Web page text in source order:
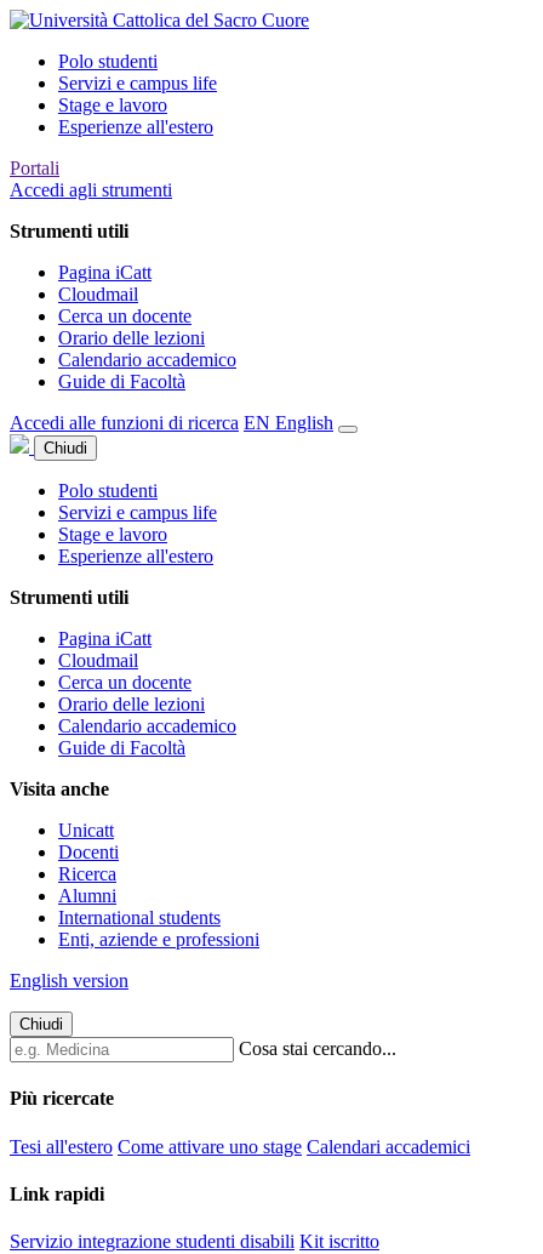
Polo studenti
Servizi e campus life
Stage e lavoro
Esperienze all'estero
Portali
Accedi agli strumenti
Strumenti utili
Pagina iCatt
Cloudmail
Cerca un docente
Orario delle lezioni
Calendario accademico
Guide di Facoltà
Accedi alle funzioni di ricerca EN English
Chiudi
Polo studenti
Servizi e campus life
Stage e lavoro
Esperienze all'estero
Strumenti utili
Pagina iCatt
Cloudmail
Cerca un docente
Orario delle lezioni
Calendario accademico
Guide di Facoltà
Visita anche
Unicatt
Docenti
Ricerca
Alumni
International students
Enti, aziende e professioni
English version
Chiudi
Cosa stai cercando...
Più ricercate
Tesi all'estero Come attivare uno stage Calendari accademici
Link rapidi
Servizio integrazione studenti disabili Kit iscritto